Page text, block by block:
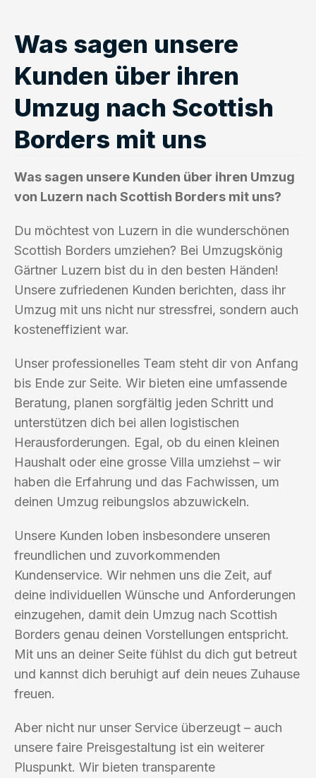
Was sagen unsere
Kunden über ihren
Umzug nach Scottish
Borders mit uns
Was sagen unsere Kunden über ihren Umzug
von Luzern nach Scottish Borders mit uns?
Du möchtest von Luzern in die wunderschönen
Scottish Borders umziehen? Bei Umzugskönig
Gärtner Luzern bist du in den besten Händen!
Unsere zufriedenen Kunden berichten, dass ihr
Umzug mit uns nicht nur stressfrei, sondern auch
kosteneffizient war.
Unser professionelles Team steht dir von Anfang
bis Ende zur Seite. Wir bieten eine umfassende
Beratung, planen sorgfältig jeden Schritt und
unterstützen dich bei allen logistischen
Herausforderungen. Egal, ob du einen kleinen
Haushalt oder eine grosse Villa umziehst – wir
haben die Erfahrung und das Fachwissen, um
deinen Umzug reibungslos abzuwickeln.
Unsere Kunden loben insbesondere unseren
freundlichen und zuvorkommenden
Kundenservice. Wir nehmen uns die Zeit, auf
deine individuellen Wünsche und Anforderungen
einzugehen, damit dein Umzug nach Scottish
Borders genau deinen Vorstellungen entspricht.
Mit uns an deiner Seite fühlst du dich gut betreut
und kannst dich beruhigt auf dein neues Zuhause
freuen.
Aber nicht nur unser Service überzeugt – auch
unsere faire Preisgestaltung ist ein weiterer
Pluspunkt. Wir bieten transparente